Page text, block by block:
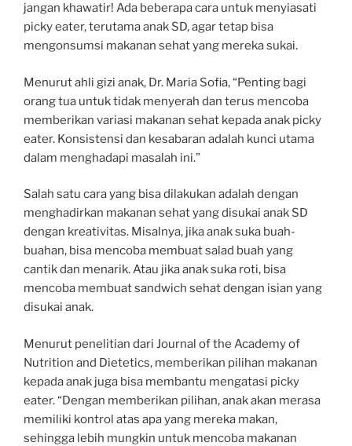
jangan khawatir! Ada beberapa cara untuk menyiasati
picky eater, terutama anak SD, agar tetap bisa
mengonsumsi makanan sehat yang mereka sukai.
Menurut ahli gizi anak, Dr. Maria Sofia, “Penting bagi
orang tua untuk tidak menyerah dan terus mencoba
memberikan variasi makanan sehat kepada anak picky
eater. Konsistensi dan kesabaran adalah kunci utama
dalam menghadapi masalah ini.”
Salah satu cara yang bisa dilakukan adalah dengan
menghadirkan makanan sehat yang disukai anak SD
dengan kreativitas. Misalnya, jika anak suka buah-
buahan, bisa mencoba membuat salad buah yang
cantik dan menarik. Atau jika anak suka roti, bisa
mencoba membuat sandwich sehat dengan isian yang
disukai anak.
Menurut penelitian dari Journal of the Academy of
Nutrition and Dietetics, memberikan pilihan makanan
kepada anak juga bisa membantu mengatasi picky
eater. “Dengan memberikan pilihan, anak akan merasa
memiliki kontrol atas apa yang mereka makan,
sehingga lebih mungkin untuk mencoba makanan